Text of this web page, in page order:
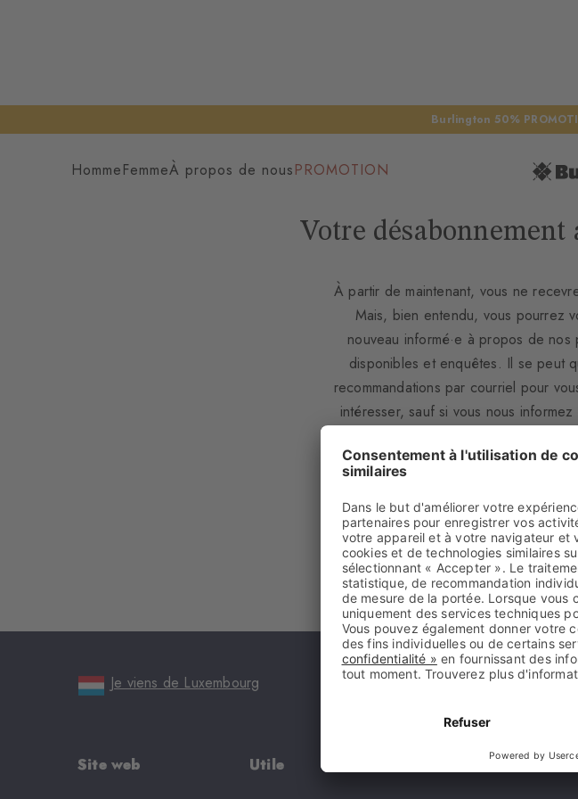
Burlington 50%
HommeFemmeÀ propos de nousPROMOTION
Votre
À partir de maintenant, vous ne
Mais, bien entendu, vous pourrez
nouveau informé·e à propos de
disponibles et enquêtes. Il se peut
recommandations par courriel pour
intéresser, sauf si vous nous
Je viens de Luxembourg
Site web
Utile